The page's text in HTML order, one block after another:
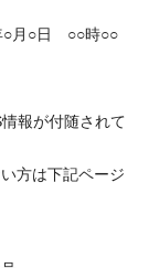
○月○日 ○○時○○
報が付随されて
方は下記ページ